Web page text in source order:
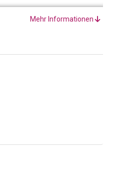
Mehr Informationen